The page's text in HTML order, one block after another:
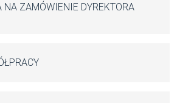
NA ZAMÓWIENIE DYREKTORA